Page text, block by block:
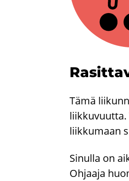
Tämä
liik­ku­vuut­ta.
liik­ku­maan
Si­nul­la on
Oh­jaa­ja